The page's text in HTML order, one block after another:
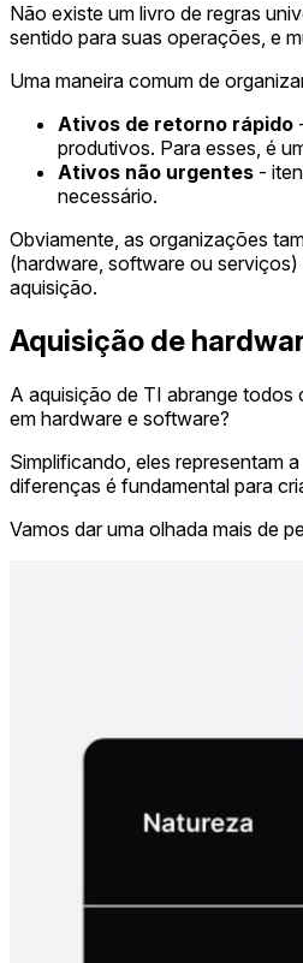
Não existe um livro de regras
sentido para suas operações, e
Uma maneira comum de
Ativos de retorno rápido
produtivos. Para esses, é
Ativos não urgentes -
necessário.
Obviamente, as organizações
(hardware, software ou
aquisição.
Aquisição de
A aquisição de TI abrange todos
em hardware e software?
Simplificando, eles representam
diferenças é fundamental para
Vamos dar uma olhada mais de